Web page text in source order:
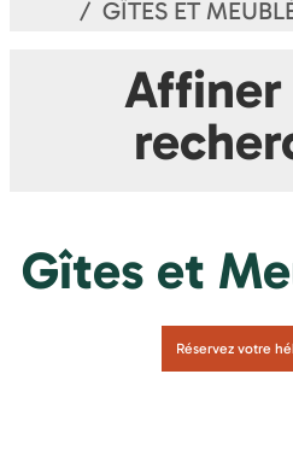
GÎTES ET
Gîtes et
Réservez votre